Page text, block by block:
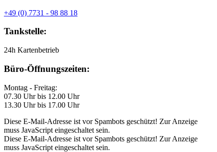
+49 (0) 7731 - 98 88 18
Tankstelle:
24h Kartenbetrieb
Büro-Öffnungszeiten:
Montag - Freitag:
07.30 Uhr bis 12.00 Uhr
13.30 Uhr bis 17.00 Uhr
Diese E-Mail-Adresse ist vor Spambots geschützt! Zur Anzeige
muss JavaScript eingeschaltet sein.
Diese E-Mail-Adresse ist vor Spambots geschützt! Zur Anzeige
muss JavaScript eingeschaltet sein.